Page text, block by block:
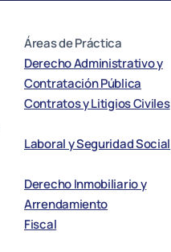
Áreas de Práctica
Derecho Administrativo y
Contratación Pública
Contratos y Litigios Civiles
Laboral y Seguridad Social
Derecho Inmobiliario y
Arrendamiento
Fiscal